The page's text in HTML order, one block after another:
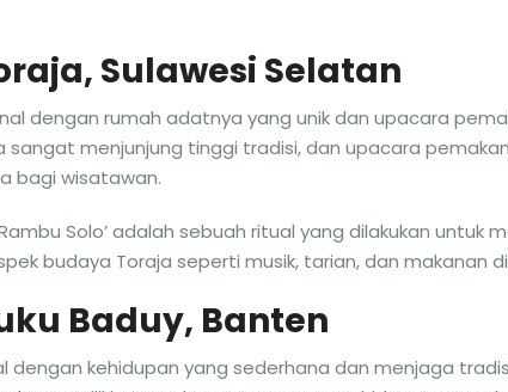
Sulawesi Selatan
dengan rumah adatnya yang unik dan upacara
sangat menjunjung tinggi tradisi, dan upacara
bagi wisatawan.
Solo’ adalah sebuah ritual yang dilakukan untuk
budaya Toraja seperti musik, tarian, dan makanan
Baduy, Banten
dengan kehidupan yang sederhana dan menjaga